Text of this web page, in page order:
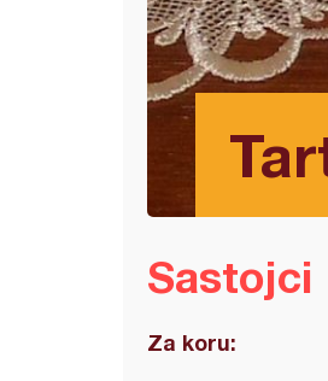
Sastojci
Za koru: